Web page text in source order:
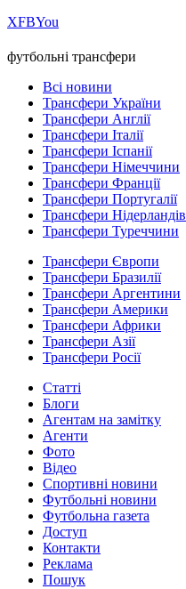
ХFBYou
футбольні трансфери
Всі новини
Трансфери України
Трансфери Англії
Трансфери Італії
Трансфери Іспанії
Трансфери Німеччини
Трансфери Франції
Трансфери Португалії
Трансфери Нідерландів
Трансфери Туреччини
Трансфери Європи
Трансфери Бразилії
Трансфери Аргентини
Трансфери Америки
Трансфери Африки
Трансфери Азії
Трансфери Росії
Статті
Блоги
Агентам на замітку
Агенти
Фото
Відео
Спортивні новини
Футбольні новини
Футбольна газета
Доступ
Контакти
Реклама
Пошук